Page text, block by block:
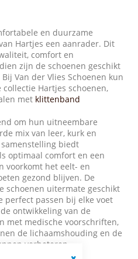
en duurzame
Hartjes een aanrader. Dit
comfort en
zijn de schoenen geschikt
Van der Vlies Schoenen kun
Hartjes schoenen,
met klittenband
om hun uitneembare
mix van leer, kurk en
biedt
optimaal comfort en een
voorkomt het eelt- en
gezond blijven. De
schoenen uitermate geschikt
perfect passen bij elke voet
ontwikkeling van de
met medische voorschriften,
de lichaamshouding en de
verbeteren.